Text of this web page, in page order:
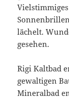
lächelt.
gesehen.
Rigi Kaltbad
gewaltigen
Mineralbad